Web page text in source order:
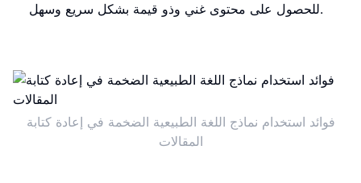
للحصول على محتوى غني وذو قيمة بشكل سريع وسهل.
فوائد استخدام نماذج اللغة الطبيعية الضخمة في إعادة كتابة
المقالات